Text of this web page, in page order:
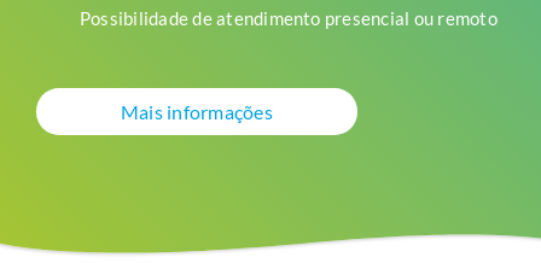
Possibilidade de atendimento presencial ou remoto
Mais informações